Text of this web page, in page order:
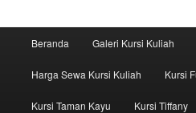
Skip to primary content
Skip to secondary content
Beranda Galeri Kursi Kuliah
Harga Sewa Kursi Kuliah Kursi
Kursi Taman Kayu Kursi Tiffany